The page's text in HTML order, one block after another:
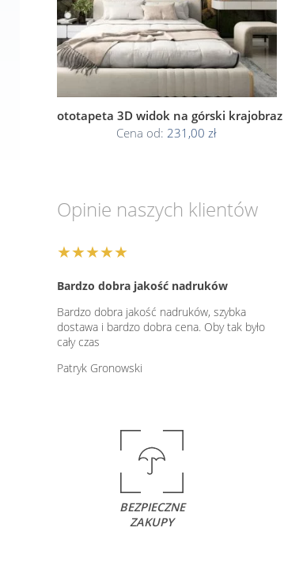
Fototapeta 3D widok na górski krajobraz
Cena od: 231,00 zł
Opinie naszych klientów
★★★★★
Bardzo dobra jakość nadruków
Bardzo dobra jakość nadruków, szybka
dostawa i bardzo dobra cena. Oby tak było
cały czas
Patryk Gronowski
BEZPIECZNE
ZAKUPY